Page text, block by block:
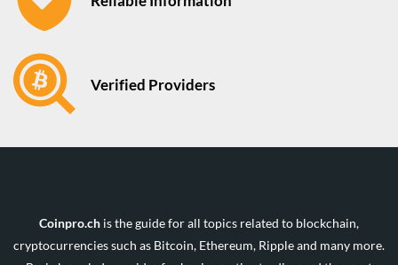
Verified Providers
Coinpro.ch is the guide for all topics related to blockchain,
cryptocurrencies such as Bitcoin, Ethereum, Ripple and many more.